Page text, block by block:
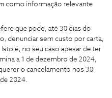
como informação relevante
que pode, até 30 dias do
denunciar sem custo por carta,
é, no seu caso apesar de ter
a 1 de dezembro de 2024,
o cancelamento nos 30
2024.